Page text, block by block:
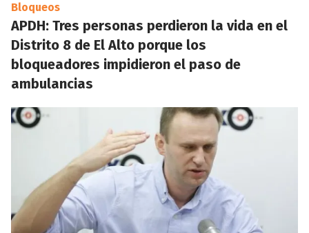
Bloqueos
APDH: Tres personas perdieron la vida en el
Distrito 8 de El Alto porque los
bloqueadores impidieron el paso de
ambulancias